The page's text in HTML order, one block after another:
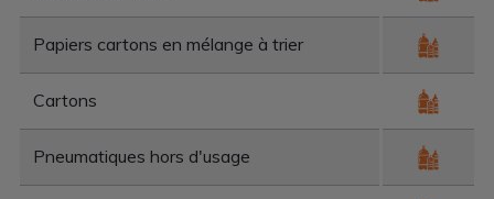
Papiers cartons en mélange à trier
Cartons
Pneumatiques hors d'usage